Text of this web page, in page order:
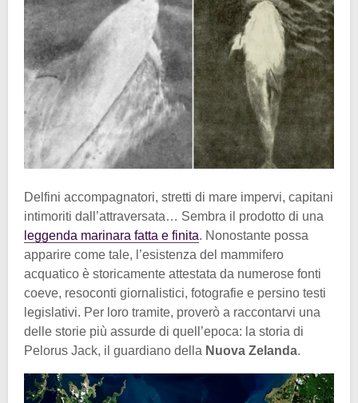
Delfini accompagnatori, stretti di mare impervi, capitani
intimoriti dall’attraversata… Sembra il prodotto di una
leggenda marinara fatta e finita. Nonostante possa
apparire come tale, l’esistenza del mammifero
acquatico è storicamente attestata da numerose fonti
coeve, resoconti giornalistici, fotografie e persino testi
legislativi. Per loro tramite, proverò a raccontarvi una
delle storie più assurde di quell’epoca: la storia di
Pelorus Jack, il guardiano della Nuova Zelanda.